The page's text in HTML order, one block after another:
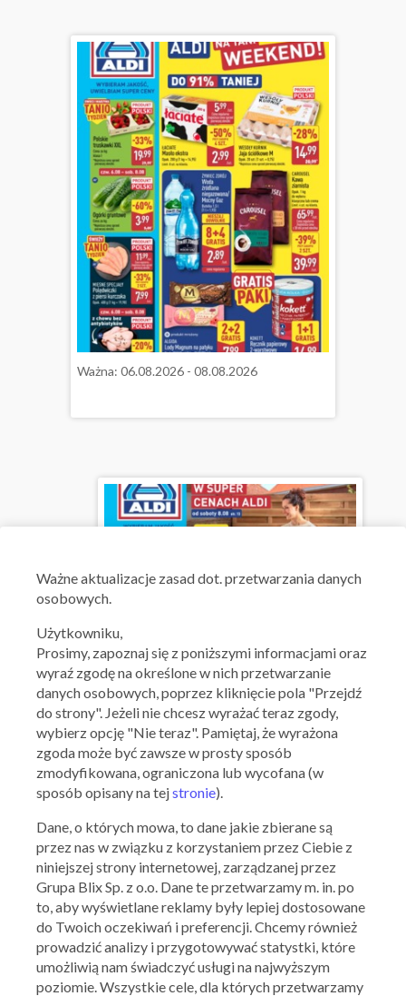
Ważna: 06.08.2026 - 08.08.2026
Ważne aktualizacje zasad dot. przetwarzania danych
osobowych.
Użytkowniku,
Prosimy, zapoznaj się z poniższymi informacjami oraz
wyraź zgodę na określone w nich przetwarzanie
danych osobowych, poprzez kliknięcie pola "Przejdź
do strony". Jeżeli nie chcesz wyrażać teraz zgody,
wybierz opcję "Nie teraz". Pamiętaj, że wyrażona
zgoda może być zawsze w prosty sposób
zmodyfikowana, ograniczona lub wycofana (w
sposób opisany na tejstronie).
Dane, o których mowa, to dane jakie zbierane są
przez nas w związku z korzystaniem przez Ciebie z
niniejszej strony internetowej, zarządzanej przez
Grupa Blix Sp. z o.o. Dane te przetwarzamy m. in. po
to, aby wyświetlane reklamy były lepiej dostosowane
do Twoich oczekiwań i preferencji. Chcemy również
prowadzić analizy i przygotowywać statystki, które
umożliwią nam świadczyć usługi na najwyższym
poziomie. Wszystkie cele, dla których przetwarzamy